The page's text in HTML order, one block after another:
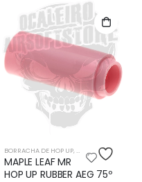
BORRACHA DE HOP UP, UPGRADES
MAPLE LEAF MR
HOP UP RUBBER AEG 75º